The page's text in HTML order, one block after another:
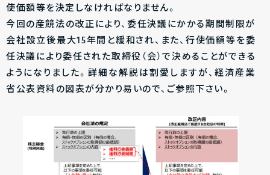
使価額等を決定しなければなりません。
今回の産競法の改正により、委任決議にかかる期間制限が
会社設立後最大15年間と緩和され、また、行使価額等を委
任決議により委任された取締役（会）で決めることができる
ようになりました。詳細な解説は割愛しますが、経済産業
省公表資料の図表が分かり易いので、ご参照下さい。